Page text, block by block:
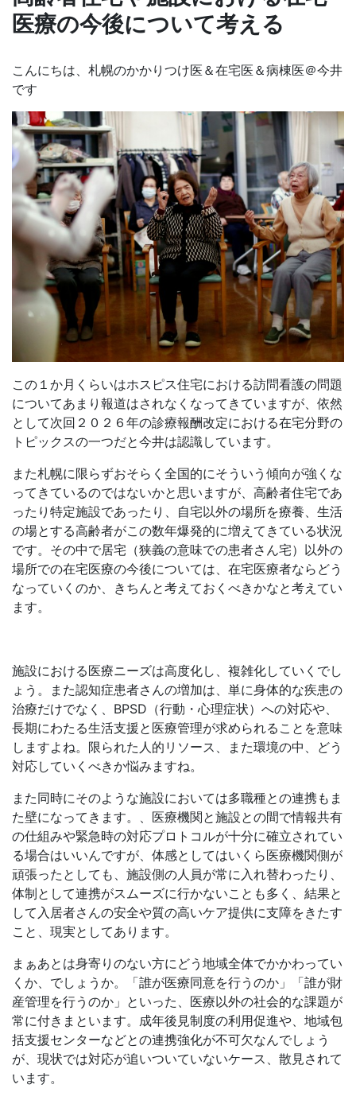
医療の今後について考える
こんにちは、札幌のかかりつけ医＆在宅医＆病棟医＠今井
です
この１か月くらいはホスピス住宅における訪問看護の問題
についてあまり報道はされなくなってきていますが、依然
として次回２０２６年の診療報酬改定における在宅分野の
トピックスの一つだと今井は認識しています。
また札幌に限らずおそらく全国的にそういう傾向が強くな
ってきているのではないかと思いますが、高齢者住宅であ
ったり特定施設であったり、自宅以外の場所を療養、生活
の場とする高齢者がこの数年爆発的に増えてきている状況
です。その中で居宅（狭義の意味での患者さん宅）以外の
場所での在宅医療の今後については、在宅医療者ならどう
なっていくのか、きちんと考えておくべきかなと考えてい
ます。
施設における医療ニーズは高度化し、複雑化していくでし
ょう。また認知症患者さんの増加は、単に身体的な疾患の
治療だけでなく、BPSD（行動・心理症状）への対応や、
長期にわたる生活支援と医療管理が求められることを意味
しますよね。限られた人的リソース、また環境の中、どう
対応していくべきか悩みますね。
また同時にそのような施設においては多職種との連携もま
た壁になってきます。、医療機関と施設との間で情報共有
の仕組みや緊急時の対応プロトコルが十分に確立されてい
る場合はいいんですが、体感としてはいくら医療機関側が
頑張ったとしても、施設側の人員が常に入れ替わったり、
体制として連携がスムーズに行かないことも多く、結果と
して入居者さんの安全や質の高いケア提供に支障をきたす
こと、現実としてあります。
まぁあとは身寄りのない方にどう地域全体でかかわってい
くか、でしょうか。「誰が医療同意を行うのか」「誰が財
産管理を行うのか」といった、医療以外の社会的な課題が
常に付きまといます。成年後見制度の利用促進や、地域包
括支援センターなどとの連携強化が不可欠なんでしょう
が、現状では対応が追いついていないケース、散見されて
います。